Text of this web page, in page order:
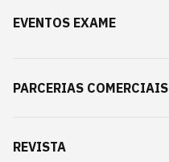
EVENTOS EXAME
PARCERIAS COMERCIAIS
REVISTA